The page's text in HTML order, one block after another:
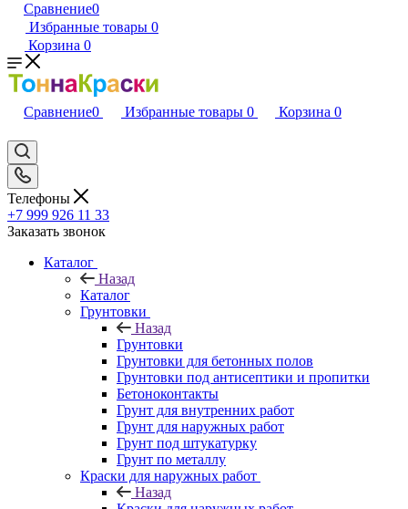
Сравнение0
Избранные товары 0
Корзина 0
Сравнение0 Избранные товары 0 Корзина 0
Телефоны
+7 999 926 11 33
Заказать звонок
Каталог
Назад
Каталог
Грунтовки
Назад
Грунтовки
Грунтовки для бетонных полов
Грунтовки под антисептики и пропитки
Бетоноконтакты
Грунт для внутренних работ
Грунт для наружных работ
Грунт под штукатурку
Грунт по металлу
Краски для наружных работ
Назад